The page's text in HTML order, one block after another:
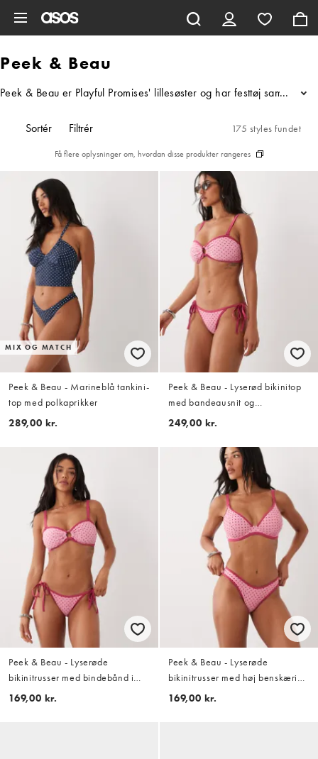
Peek & Beau
Peek & Beau er Playful Promises' lillesøster og har festtøj samt
...
Sortér Filtrér 175 styles fundet
Få flere oplysninger om, hvordan disse produkter rangeres
MIX OG MATCH
Peek & Beau - Marineblå tankini-
top med polkaprikker
289,00 kr.
Peek & Beau - Lyserød bikinitop
med bandeausnit og
polkaprikker i kontrastfarve
249,00 kr.
Peek & Beau - Lyserøde
bikinitrusser med bindebånd i
siderne og kontrastfarvede
169,00 kr.
Peek & Beau - Lyserøde
bikinitrusser med høj benskæring
og kontrasterende polkaprikker
169,00 kr.